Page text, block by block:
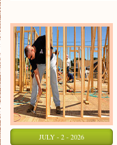
JULY - 2 - 2026